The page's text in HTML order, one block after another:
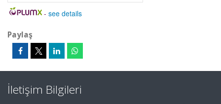
- see details
Paylaş
İletişim Bilgileri